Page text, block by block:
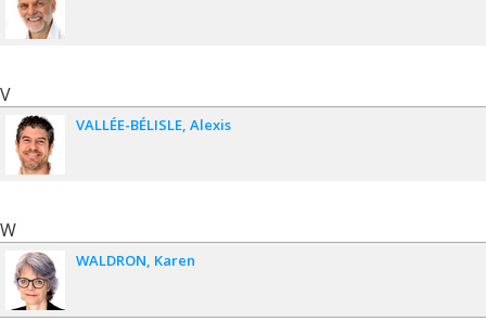
V
VALLÉE-BÉLISLE Alexis
W
WALDRON Karen